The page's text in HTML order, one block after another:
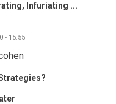
Infuriating ...
- 15:55